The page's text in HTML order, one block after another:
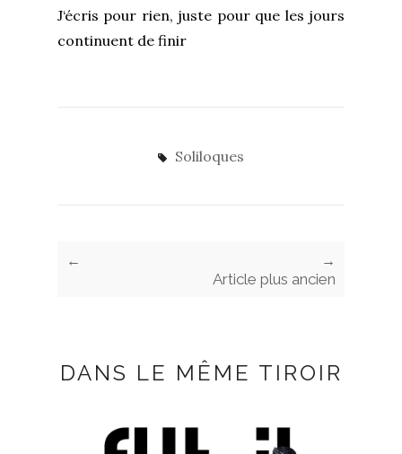
J‘écris pour rien, juste pour que les jours
continuent de finir
Soliloques
← →
Article plus ancien
DANS LE MÊME TIROIR